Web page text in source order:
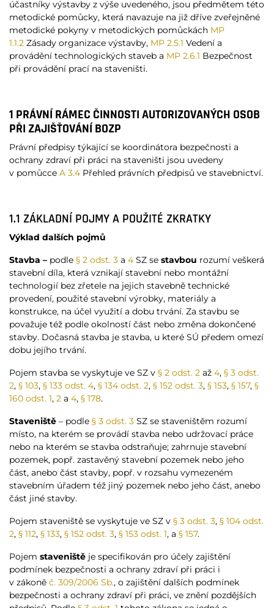
účastníky výstavby z výše uvedeného, jsou předmětem této
metodické pomůcky, která navazuje na již dříve zveřejněné
metodické pokyny v metodických pomůckách MP
1.1.2 Zásady organizace výstavby, MP 2.5.1 Vedení a
provádění technologických staveb a MP 2.6.1 Bezpečnost
při provádění prací na staveništi.
1 PRÁVNÍ RÁMEC ČINNOSTI AUTORIZOVANÝCH OSOB
PŘI ZAJIŠŤOVÁNÍ BOZP
Právní předpisy týkající se koordinátora bezpečnosti a
ochrany zdraví při práci na staveništi jsou uvedeny
v pomůcce A 3.4 Přehled právních předpisů ve stavebnictví.
1.1 ZÁKLADNÍ POJMY A POUŽITÉ ZKRATKY
Výklad dalších pojmů
Stavba – podle § 2 odst. 3 a 4 SZ se stavbou rozumí veškerá
stavební díla, která vznikají stavební nebo montážní
technologií bez zřetele na jejich stavebně technické
provedení, použité stavební výrobky, materiály a
konstrukce, na účel využití a dobu trvání. Za stavbu se
považuje též podle okolností část nebo změna dokončené
stavby. Dočasná stavba je stavba, u které SÚ předem omezí
dobu jejího trvání.
Pojem stavba se vyskytuje ve SZ v § 2 odst. 2 až 4, § 3 odst.
2, § 103, § 133 odst. 4, § 134 odst. 2, § 152 odst. 3, § 153, § 157, §
160 odst. 1, 2 a 4, § 178.
Staveniště – podle § 3 odst. 3 SZ se staveništěm rozumí
místo, na kterém se provádí stavba nebo udržovací práce
nebo na kterém se stavba odstraňuje; zahrnuje stavební
pozemek, popř. zastavěný stavební pozemek nebo jeho
část, anebo část stavby, popř. v rozsahu vymezeném
stavebním úřadem též jiný pozemek nebo jeho část, anebo
část jiné stavby.
Pojem staveniště se vyskytuje ve SZ v § 3 odst. 3, § 104 odst.
2, § 112, § 133, § 152 odst. 3, § 153 odst. 1, a § 157.
Pojem staveniště je specifikován pro účely zajištění
podmínek bezpečnosti a ochrany zdraví při práci i
v zákoně č. 309/2006 Sb., o zajištění dalších podmínek
bezpečnosti a ochrany zdraví při práci, ve znění pozdějších